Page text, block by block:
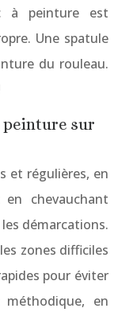
à peinture est
Une spatule
du rouleau.
peinture sur
et régulières, en
chevauchant
démarcations.
zones difficiles
pour éviter
méthodique, en